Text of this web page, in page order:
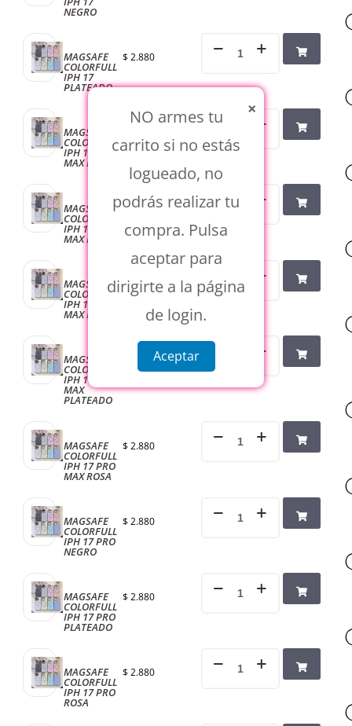
NEGRO
MAGSAFE
COLORFULL
IPH 17
PLATEADO
$ 2.880
MAGSAFE
COLORFULL
IPH 17 PRO
MAX BEIGE
MAGSAFE
COLORFULL
IPH 17 PRO
MAX LILA
$2.880
MAGSAFE
COLORFULL
IPH 17 PRO
MAX NEGRO
$2.880
MAGSAFE
COLORFULL
IPH 17 PRO
MAX
PLATEADO
2.880
MAGSAFE
COLORFULL
IPH 17 PRO
MAX ROSA
$ 2.880
MAGSAFE
COLORFULL
IPH 17 PRO
NEGRO
$ 2.880
MAGSAFE
COLORFULL
IPH 17 PRO
PLATEADO
$ 2.880
MAGSAFE
COLORFULL
IPH 17 PRO
ROSA
$ 2.880
×
NO armes tu
carrito si no estás
logueado, no
podrás realizar tu
compra. Pulsa
aceptar para
dirigirte a la página
de login.
Aceptar